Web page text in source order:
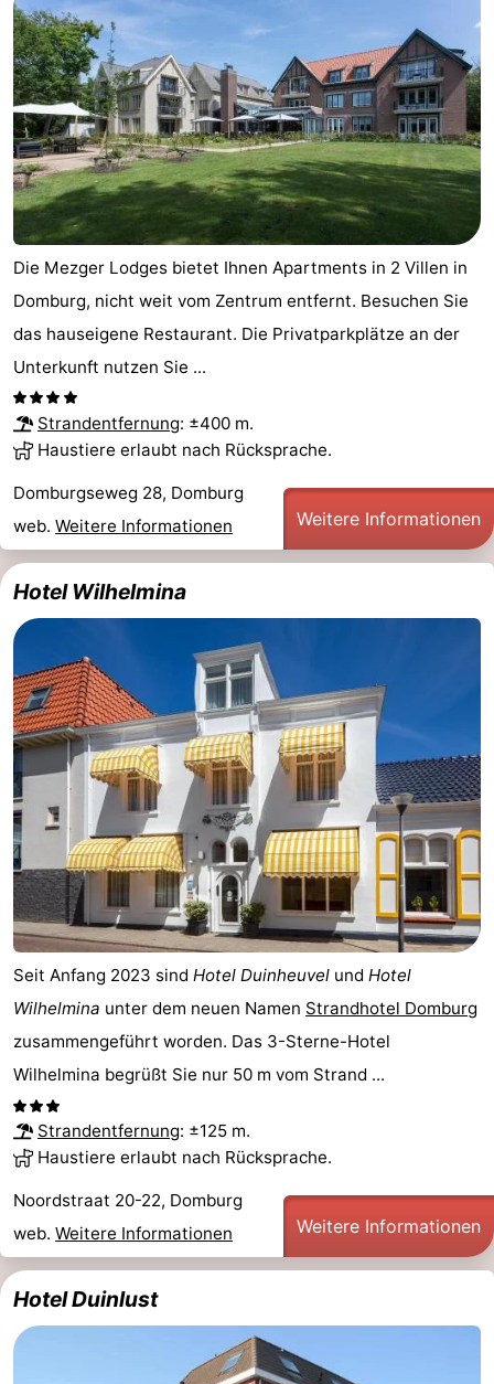
Die Mezger Lodges bietet Ihnen Apartments in 2 Villen in
Domburg, nicht weit vom Zentrum entfernt. Besuchen Sie
das hauseigene Restaurant. Die Privatparkplätze an der
Unterkunft nutzen Sie ...
Strandentfernung: ±400 m.
Haustiere erlaubt nach Rücksprache.
Domburgseweg 28, Domburg
web. Weitere Informationen Weitere Informationen
Hotel Wilhelmina
Seit Anfang 2023 sind Hotel Duinheuvel und Hotel
Wilhelmina unter dem neuen Namen Strandhotel Domburg
zusammengeführt worden. Das 3-Sterne-Hotel
Wilhelmina begrüßt Sie nur 50 m vom Strand ...
Strandentfernung: ±125 m.
Haustiere erlaubt nach Rücksprache.
Noordstraat 20-22, Domburg
web. Weitere Informationen Weitere Informationen
Hotel Duinlust